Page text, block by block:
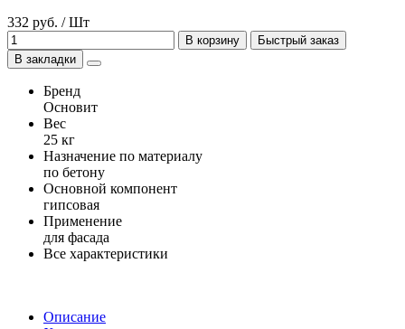
332 руб. / Шт
В корзину
Быстрый заказ
В закладки
Бренд
Основит
Вес
25 кг
Назначение по материалу
по бетону
Основной компонент
гипсовая
Применение
для фасада
Все характеристики
Описание